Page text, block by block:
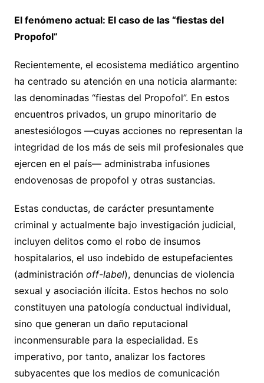
El fenómeno actual: El caso de las “fiestas del
Propofol”
Recientemente, el ecosistema mediático argentino
ha centrado su atención en una noticia alarmante:
las denominadas “fiestas del Propofol”. En estos
encuentros privados, un grupo minoritario de
anestesiólogos —cuyas acciones no representan la
integridad de los más de seis mil profesionales que
ejercen en el país— administraba infusiones
endovenosas de propofol y otras sustancias.
Estas conductas, de carácter presuntamente
criminal y actualmente bajo investigación judicial,
incluyen delitos como el robo de insumos
hospitalarios, el uso indebido de estupefacientes
(administración off-label), denuncias de violencia
sexual y asociación ilícita. Estos hechos no solo
constituyen una patología conductual individual,
sino que generan un daño reputacional
inconmensurable para la especialidad. Es
imperativo, por tanto, analizar los factores
subyacentes que los medios de comunicación